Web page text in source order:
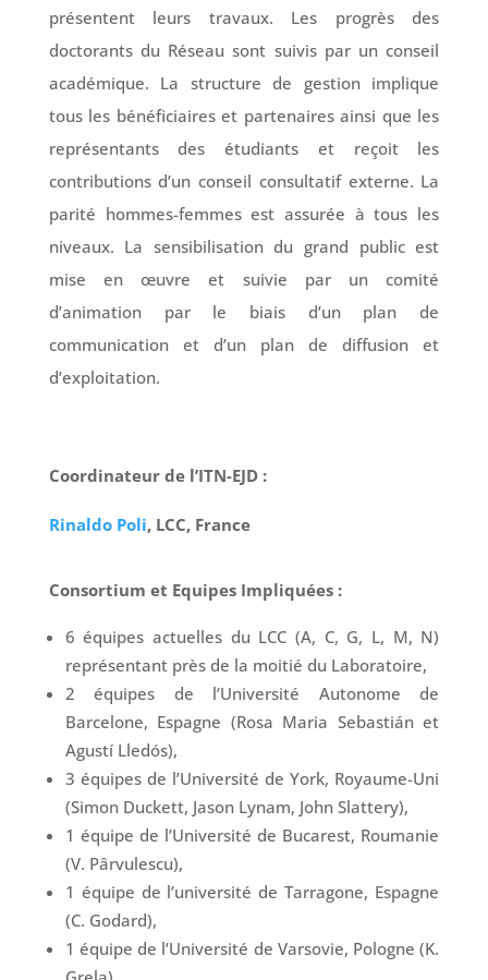
présentent leurs travaux. Les progrès des
doctorants du Réseau sont suivis par un conseil
académique. La structure de gestion implique
tous les bénéficiaires et partenaires ainsi que les
représentants des étudiants et reçoit les
contributions d’un conseil consultatif externe. La
parité hommes-femmes est assurée à tous les
niveaux. La sensibilisation du grand public est
mise en œuvre et suivie par un comité
d’animation par le biais d’un plan de
communication et d’un plan de diffusion et
d’exploitation.
Coordinateur de l’ITN-EJD :
Rinaldo Poli, LCC, France
Consortium et Equipes Impliquées :
6 équipes actuelles du LCC (A, C, G, L, M, N)
représentant près de la moitié du Laboratoire,
2 équipes de l’Université Autonome de
Barcelone, Espagne (Rosa Maria Sebastián et
Agustí Lledós),
3 équipes de l’Université de York, Royaume-Uni
(Simon Duckett, Jason Lynam, John Slattery),
1 équipe de l’Université de Bucarest, Roumanie
(V. Pârvulescu),
1 équipe de l’université de Tarragone, Espagne
(C. Godard),
1 équipe de l’Université de Varsovie, Pologne (K.